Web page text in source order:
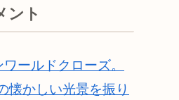
ント
ールドクローズ。
懐かしい光景を振り